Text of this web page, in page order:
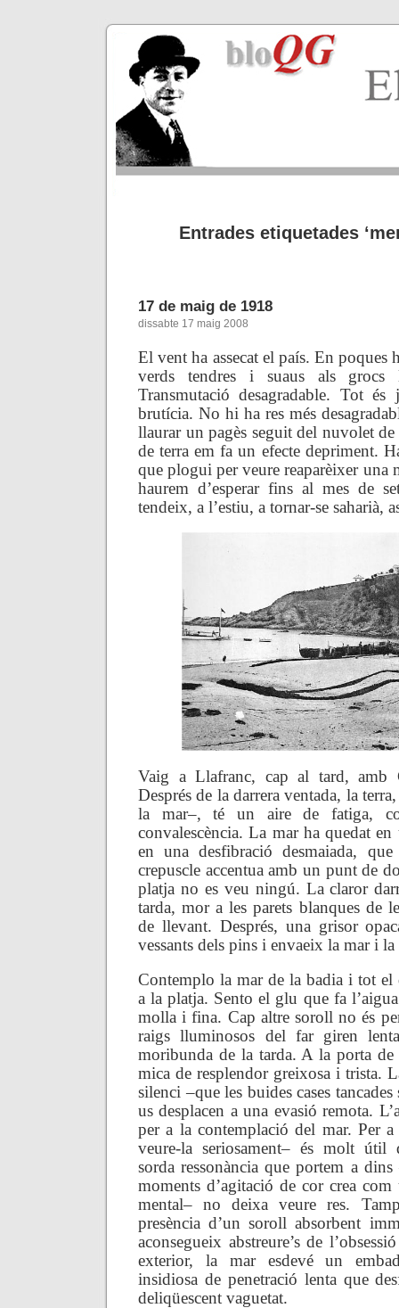
Entrades etiquetades
17 de maig de 1918
dissabte 17 maig 2008
El vent ha assecat el país. En poques
verds tendres i suaus als grocs
Transmutació desagradable. Tot
brutícia. No hi ha res més
llaurar un pagès seguit del nuvolet de
de terra em fa un efecte depriment.
que plogui per veure reaparèixer una
haurem d’esperar fins al mes de
tendeix, a l’estiu, a tornar-se saharià,
Vaig a Llafranc, cap al tard, amb
Després de la darrera ventada, la
la mar–, té un aire de fatiga,
convalescència. La mar ha quedat en
en una desfibració desmaiada,
crepuscle accentua amb un punt de
platja no es veu ningú. La claror
tarda, mor a les parets blanques de
de llevant. Després, una grisor
vessants dels pins i envaeix la mar i la
Contemplo la mar de la badia i tot el
a la platja. Sento el glu que fa
molla i fina. Cap altre soroll no és
raigs lluminosos del far giren
moribunda de la tarda. A la porta
mica de resplendor greixosa i trista.
silenci –que les buides cases
us desplacen a una evasió remota.
per a la contemplació del mar. Per
veure-la seriosament– és molt útil
sorda ressonància que portem a dins
moments d’agitació de cor crea
mental– no deixa veure res.
presència d’un soroll absorbent
aconsegueix abstreure’s de
exterior, la mar esdevé un
insidiosa de penetració lenta que
deliqüescent vaguetat.